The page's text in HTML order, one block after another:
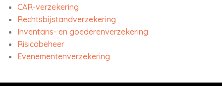
CAR-verzekering
Rechtsbijstandverzekering
Inventaris- en goederenverzekering
Risicobeheer
Evenementenverzekering